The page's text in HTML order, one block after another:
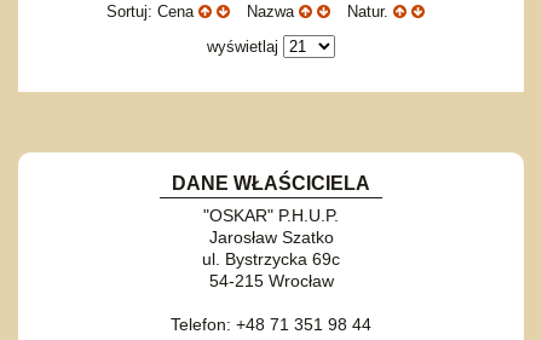
Sortuj: Cena Nazwa
Natur.
wyświetlaj
DANE WŁAŚCICIELA
"OSKAR" P.H.U.P.
Jarosław Szatko
ul. Bystrzycka 69c
54-215 Wrocław
Telefon: +48 71 351 98 44